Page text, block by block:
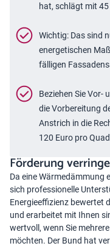
hat, schlägt mit
Wichtig: Das sind
energetischen
fälligen
Beziehen Sie Vor-
die Vorbereitung
Anstrich in die
120 Euro pro
Förderung
Da eine Wärmedämmung
sich professionelle
Energieeffizienz bewertet
und erarbeitet mit Ihnen
wertvoll, wenn Sie
möchten. Der Bund hat